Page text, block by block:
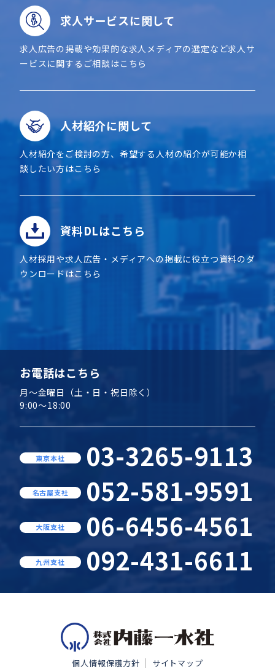
求人サービスに関して
求人広告の掲載や効果的な求人メディアの選定など求人サ
ービスに関するご相談はこちら
人材紹介に関して
人材紹介をご検討の方、希望する人材の紹介が可能か相
談したい方はこちら
資料DLはこちら
人材採用や求人広告・メディアへの掲載に役立つ資料のダ
ウンロードはこちら
お電話はこちら
月～金曜日（土・日・祝日除く）
9:00～18:00
東京本社 03-3265-9113
名古屋支社 052-581-9591
大阪支社 06-6456-4561
九州支社 092-431-6611
個人情報保護方針 サイトマップ